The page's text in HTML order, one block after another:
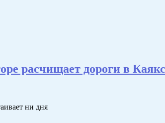
расчищает дороги в
ни дня